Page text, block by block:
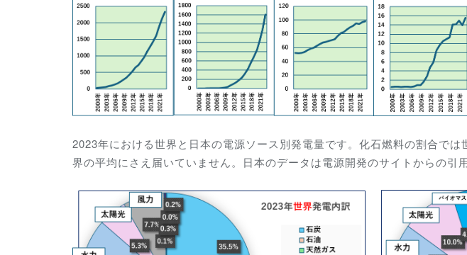
2023年における世界と日本の電源ソース別発電量です。化石燃料の割合で
界の平均にさえ届いていません。日本のデータは電源開発のサイトからの引用